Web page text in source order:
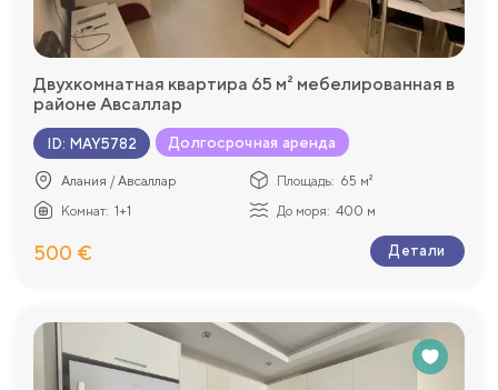
Двухкомнатная квартира 65 м² мебелированная в
районе Авсаллар
ID: MAY5782 Долгосрочная аренда
Алания / Авсаллар Площадь: 65 м²
Комнат: 1+1 До моря: 400 м
500 € Детали